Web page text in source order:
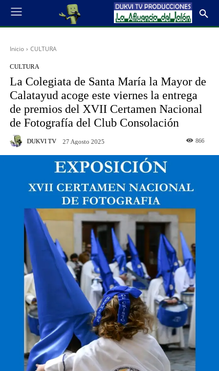
Inicio CULTURA
CULTURA
La Colegiata de Santa María la Mayor de
Calatayud acoge este viernes la entrega
de premios del XVII Certamen Nacional
de Fotografía del Club Consolación
DUKVI TV 27 Agosto 2025 866